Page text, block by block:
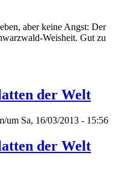
aber keine Angst: Der
Weisheit. Gut zu
der Welt
um Sa, 16/03/2013 - 15:56
der Welt